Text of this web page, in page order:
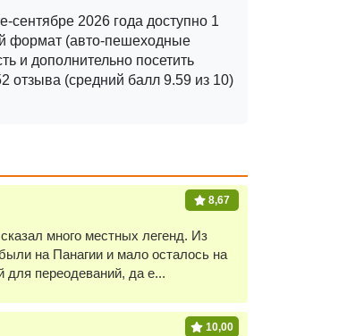
сентябре 2026 года доступно 1
формат (авто-пешеходные
и дополнительно посетить
отзыва (средний балл 9.59 из 10)
8,67
много местных легенд. Из
на Панагии и мало осталось на
для переодеваний, да е...
10,00